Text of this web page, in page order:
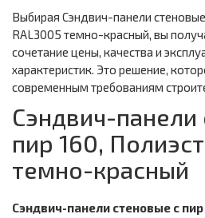
Выбирая Сэндвич-панели
RAL3005 темно-красный, вы
сочетание цены, качества и
характеристик. Это решение,
современным требованиям
Сэндвич-панели
пир 160,
темно-красный
Сэндвич-панели стеновые с